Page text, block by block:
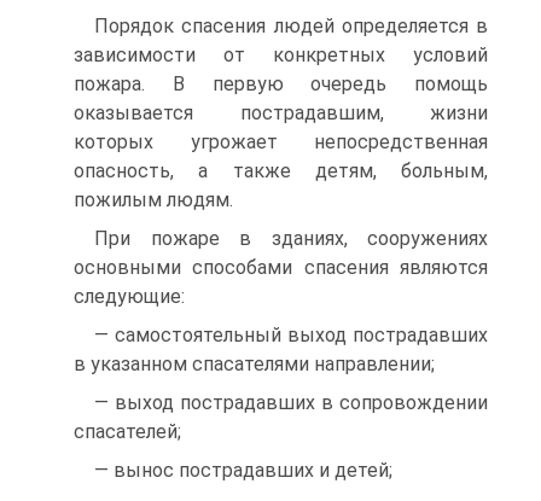
Порядок спасения людей определяется в
зависимости от конкретных условий
пожара. В первую очередь помощь
оказывается пострадавшим, жизни
которых угрожает непосредственная
опасность, а также детям, больным,
пожилым людям.
При пожаре в зданиях, сооружениях
основными способами спасения являются
следующие:
— самостоятельный выход пострадавших
в указанном спасателями направлении;
— выход пострадавших в сопровождении
спасателей;
— вынос пострадавших и детей;